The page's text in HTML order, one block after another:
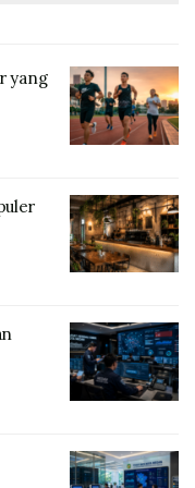
gawai.
yang
Penyedot
memakai
navigasi
yang